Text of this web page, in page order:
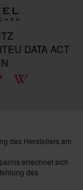
EU DATA ACT
des Herstellers am
errechnet sich
des